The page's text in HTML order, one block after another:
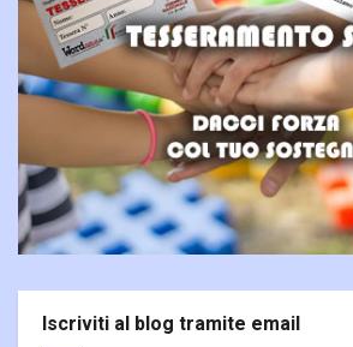
Iscriviti al blog tramite email